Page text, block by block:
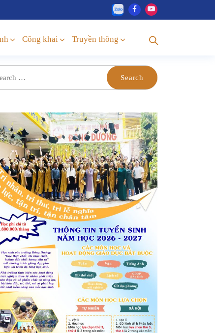
Công khai Truyền thông